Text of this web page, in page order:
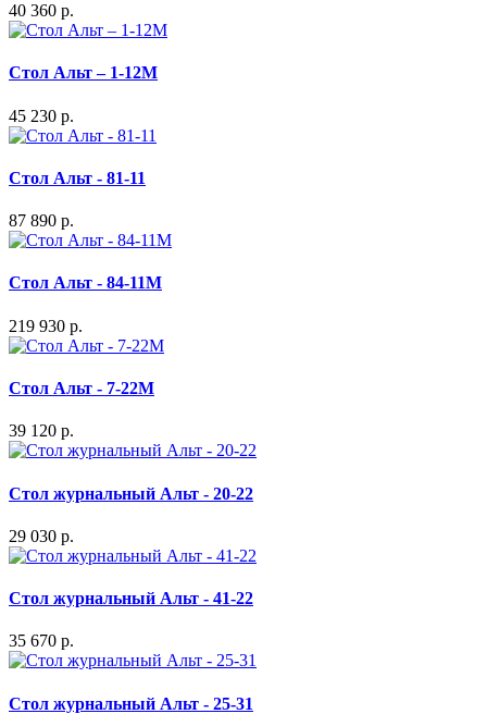
40 360 р.
Стол Альт – 1-12М
45 230 р.
Стол Альт - 81-11
87 890 р.
Стол Альт - 84-11M
219 930 р.
Стол Альт - 7-22M
39 120 р.
Стол журнальный Альт - 20-22
29 030 р.
Стол журнальный Альт - 41-22
35 670 р.
Стол журнальный Альт - 25-31